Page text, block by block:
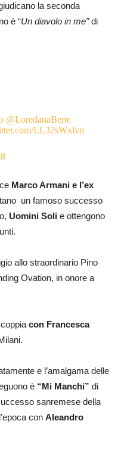
la seconda
è “Un diavolo in me”di
@LoredanaBerte
LL32sWxlvn
Marco Armani e l’ex
un famoso successo
Uomini Soli e ottengono
allo straordinario Pino
Ovation, in onore a
con Francesca
e l’amalgama delle
è “Mi Manchi” di
sanremese della
con Aleandro